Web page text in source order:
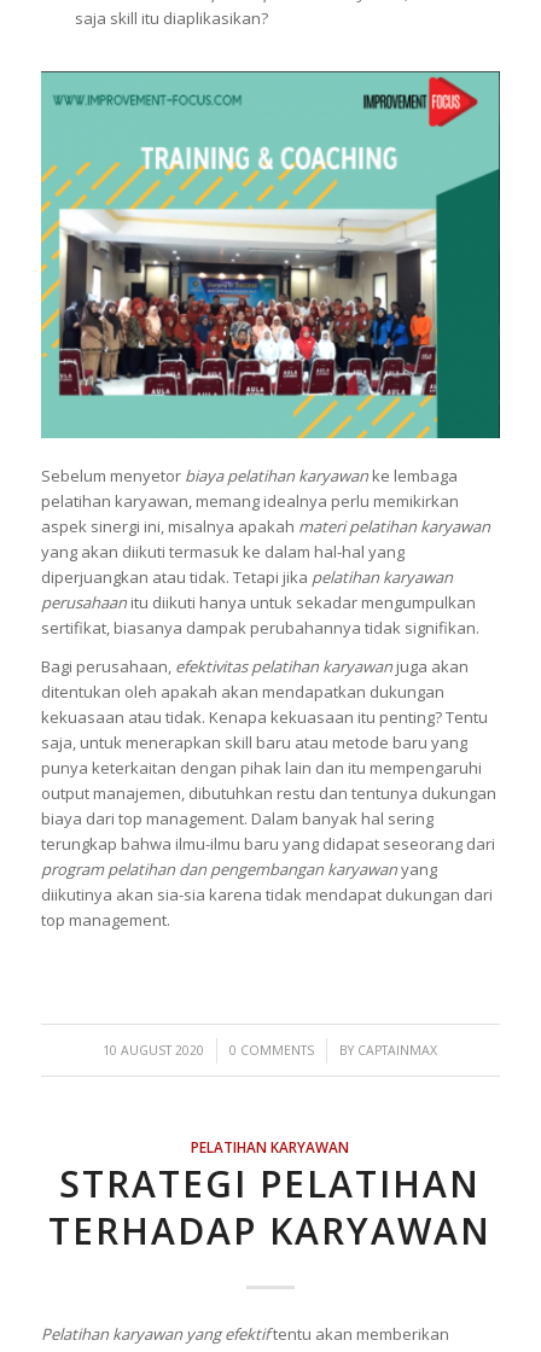
saja skill itu diaplikasikan?
Sebelum menyetor biaya pelatihan karyawanke lembaga
pelatihan karyawan, memang idealnya perlu memikirkan
aspek sinergi ini, misalnya apakah materi pelatihan karyawan
yang akan diikuti termasuk ke dalam hal-hal yang
diperjuangkan atau tidak. Tetapi jika pelatihan karyawan
perusahaanitu diikuti hanya untuk sekadar mengumpulkan
sertifikat, biasanya dampak perubahannya tidak signifikan.
Bagi perusahaan, efektivitas pelatihan karyawanjuga akan
ditentukan oleh apakah akan mendapatkan dukungan
kekuasaan atau tidak. Kenapa kekuasaan itu penting? Tentu
saja, untuk menerapkan skill baru atau metode baru yang
punya keterkaitan dengan pihak lain dan itu mempengaruhi
output manajemen, dibutuhkan restu dan tentunya dukungan
biaya dari top management. Dalam banyak hal sering
terungkap bahwa ilmu-ilmu baru yang didapat seseorang dari
program pelatihan dan pengembangan karyawanyang
diikutinya akan sia-sia karena tidak mendapat dukungan dari
top management.
10 AUGUST 2020
/ 0 COMMENTS
/ BY CAPTAINMAX
PELATIHAN KARYAWAN
STRATEGI PELATIHAN
TERHADAP KARYAWAN
Pelatihan karyawan yang efektiftentu akan memberikan